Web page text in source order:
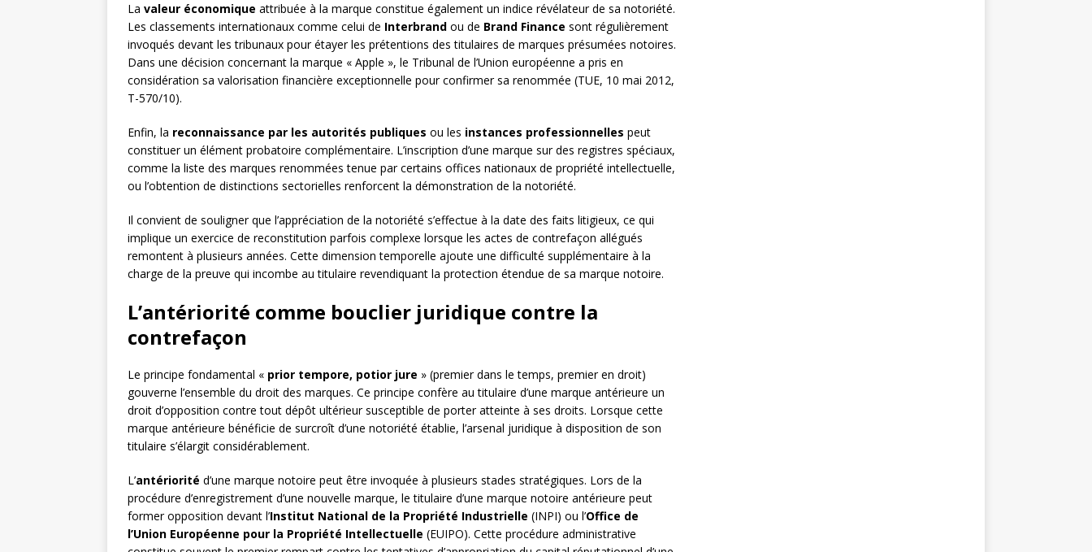
La valeur économique attribuée à la marque constitue également un indice révélateur de sa notoriété.
Les classements internationaux comme celui de Interbrand ou de Brand Finance sont régulièrement
invoqués devant les tribunaux pour étayer les prétentions des titulaires de marques présumées notoires.
Dans une décision concernant la marque « Apple », le Tribunal de l’Union européenne a pris en
considération sa valorisation financière exceptionnelle pour confirmer sa renommée (TUE, 10 mai 2012,
T-570/10).
Enfin, la reconnaissance par les autorités publiques ou les instances professionnelles peut
constituer un élément probatoire complémentaire. L’inscription d’une marque sur des registres spéciaux,
comme la liste des marques renommées tenue par certains offices nationaux de propriété intellectuelle,
ou l’obtention de distinctions sectorielles renforcent la démonstration de la notoriété.
Il convient de souligner que l’appréciation de la notoriété s’effectue à la date des faits litigieux, ce qui
implique un exercice de reconstitution parfois complexe lorsque les actes de contrefaçon allégués
remontent à plusieurs années. Cette dimension temporelle ajoute une difficulté supplémentaire à la
charge de la preuve qui incombe au titulaire revendiquant la protection étendue de sa marque notoire.
L’antériorité comme bouclier juridique contre la
contrefaçon
Le principe fondamental « prior tempore, potior jure » (premier dans le temps, premier en droit)
gouverne l’ensemble du droit des marques. Ce principe confère au titulaire d’une marque antérieure un
droit d’opposition contre tout dépôt ultérieur susceptible de porter atteinte à ses droits. Lorsque cette
marque antérieure bénéficie de surcroît d’une notoriété établie, l’arsenal juridique à disposition de son
titulaire s’élargit considérablement.
L’antériorité d’une marque notoire peut être invoquée à plusieurs stades stratégiques. Lors de la
procédure d’enregistrement d’une nouvelle marque, le titulaire d’une marque notoire antérieure peut
former opposition devant l’Institut National de la Propriété Industrielle (INPI) ou l’Office de
l’Union Européenne pour la Propriété Intellectuelle (EUIPO). Cette procédure administrative